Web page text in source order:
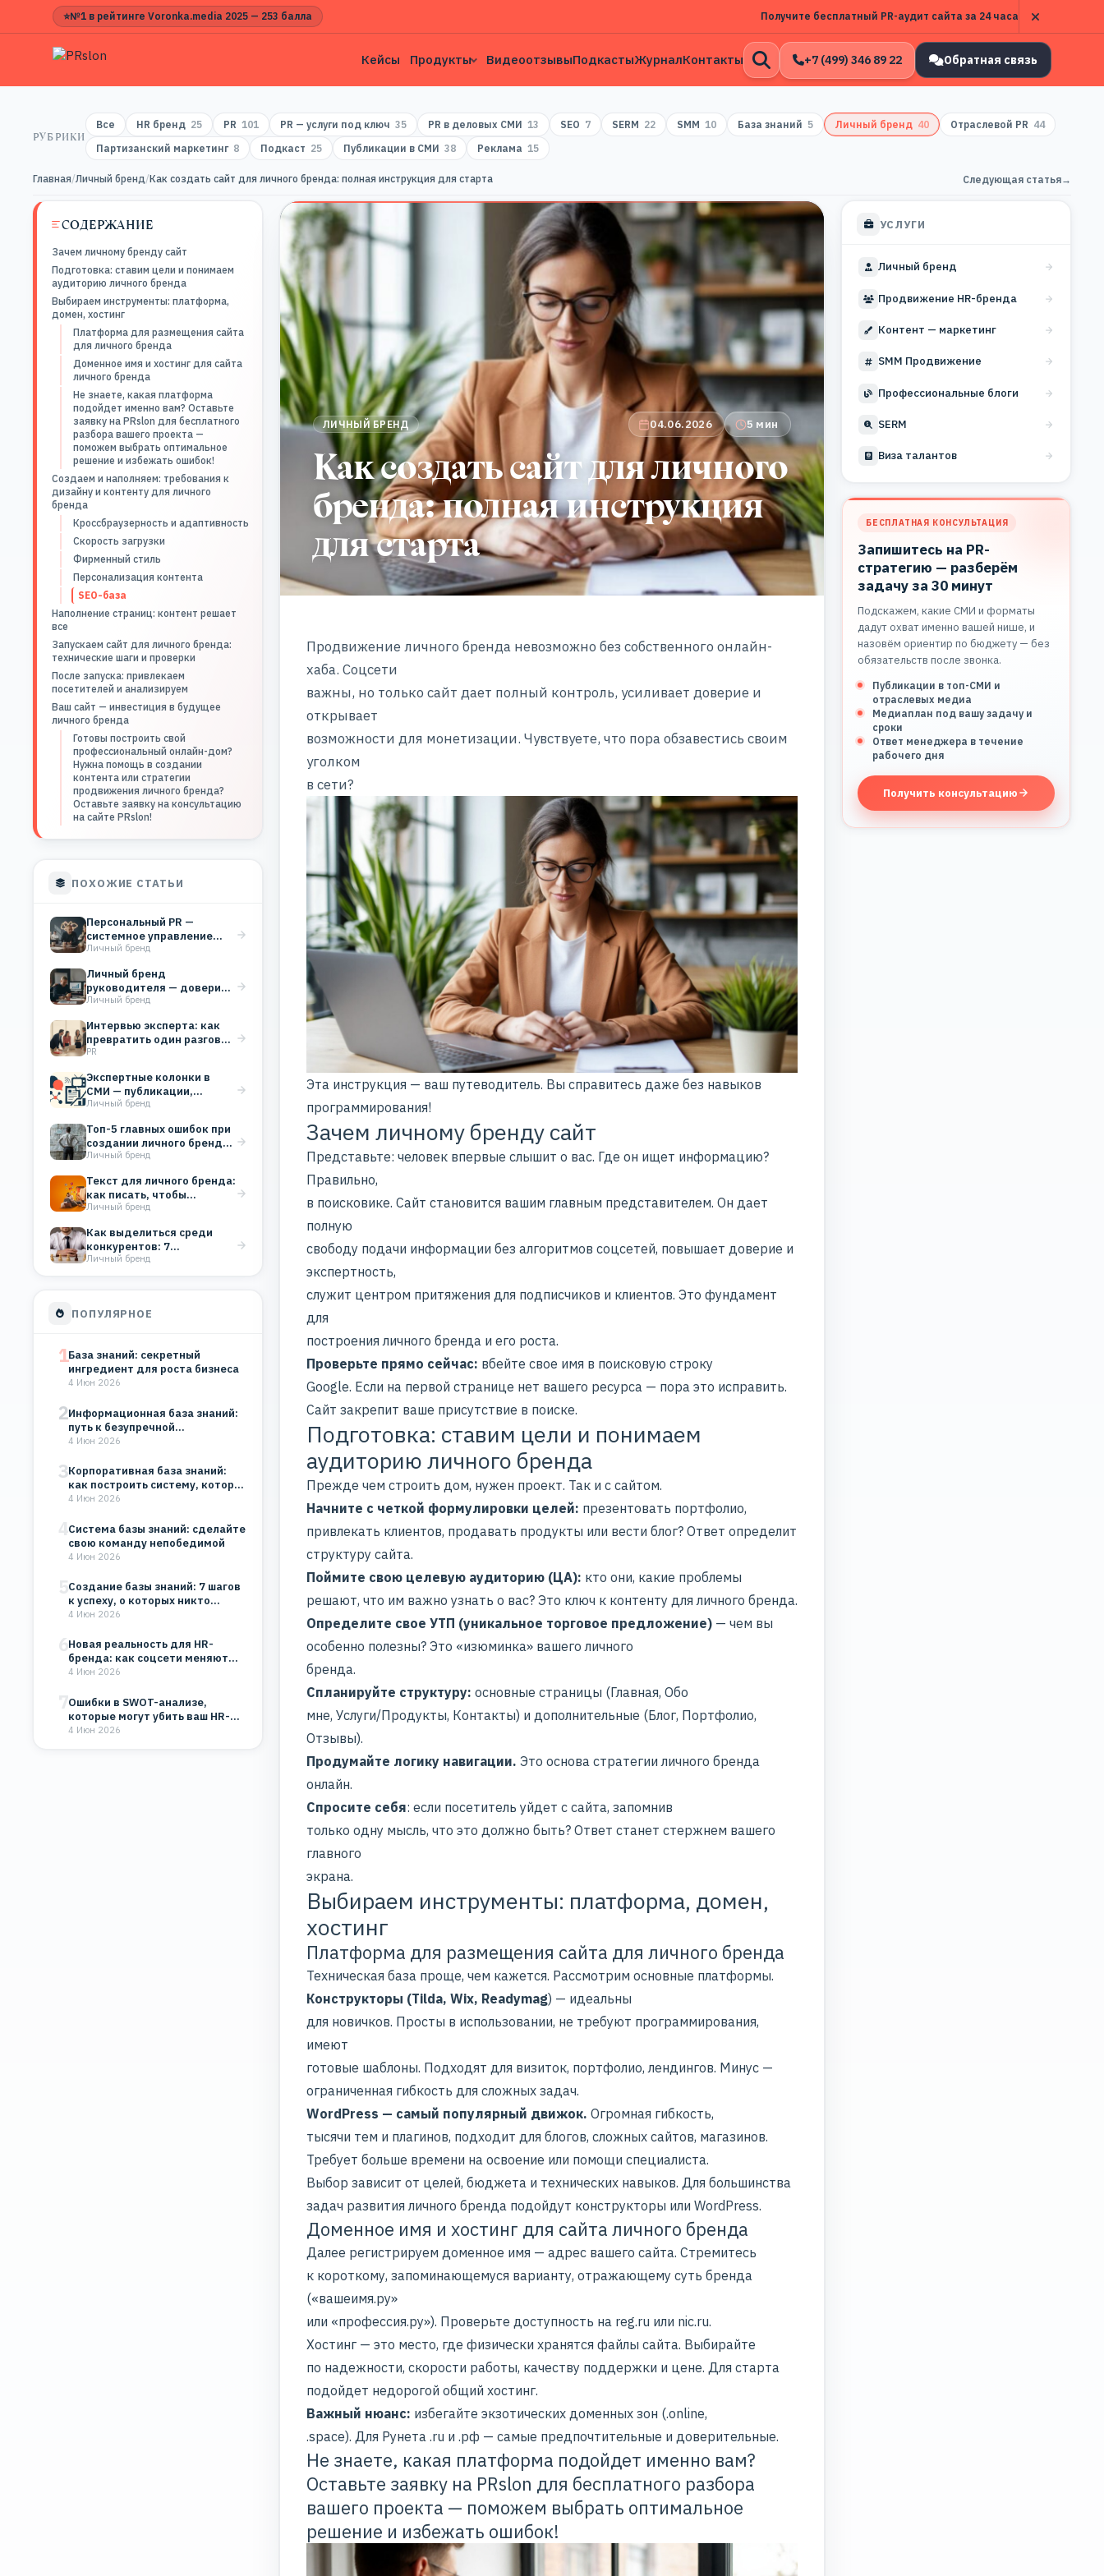
⭐№1 в рейтинге Voronka.media 2025 — 253 балла Получите бесплатный PR-аудит сайта за 24 часа
Кейсы Продукты ВидеоотзывыПодкастыЖурналКонтакты
Открыть
поиск
+7 (499) 346 89 22 Обратная связь
РУБРИКИ
Все HR бренд 25 PR 101 PR — услуги под ключ 35 PR в деловых СМИ 13 SEO 7 SERM 22 SMM 10 База знаний 5 Личный бренд 40 Отраслевой PR 44
Партизанский маркетинг 8 Подкаст 25 Публикации в СМИ 38 Реклама 15
Главная/Личный бренд/Как создать сайт для личного бренда: полная инструкция для старта Следующая статья→
СОДЕРЖАНИЕ
Зачем личному бренду сайт
Подготовка: ставим цели и понимаем
аудиторию личного бренда
Выбираем инструменты: платформа,
домен, хостинг
Платформа для размещения сайта
для личного бренда
Доменное имя и хостинг для сайта
личного бренда
Не знаете, какая платформа
подойдет именно вам? Оставьте
заявку на PRslon для бесплатного
разбора вашего проекта —
поможем выбрать оптимальное
решение и избежать ошибок!
Создаем и наполняем: требования к
дизайну и контенту для личного
бренда
Кроссбраузерность и адаптивность
Скорость загрузки
Фирменный стиль
Персонализация контента
SEO-база
Наполнение страниц: контент решает
все
Запускаем сайт для личного бренда:
технические шаги и проверки
После запуска: привлекаем
посетителей и анализируем
Ваш сайт — инвестиция в будущее
личного бренда
Готовы построить свой
профессиональный онлайн-дом?
Нужна помощь в создании
контента или стратегии
продвижения личного бренда?
Оставьте заявку на консультацию
на сайте PRslon!
ПОХОЖИЕ СТАТЬИ
Персональный PR —
системное управление
репутацией эксперта для
Личный бренд
Личный бренд
руководителя — доверие,
которое работает на
Личный бренд
Интервью эксперта: как
превратить один разговор
в системный PR
PR
Экспертные колонки в
СМИ — публикации,
которые строят
Личный бренд
Топ-5 главных ошибок при
создании личного бренда
(и как их…
Личный бренд
Текст для личного бренда:
как писать, чтобы
вовлекать аудиторию
Личный бренд
Как выделиться среди
конкурентов: 7
работающих методов
Личный бренд
ПОПУЛЯРНОЕ
1База знаний: секретный
ингредиент для роста бизнеса
4 Июн 2026
2Информационная база знаний:
путь к безупречной
организации
4 Июн 2026
3Корпоративная база знаний:
как построить систему, которая
будет работать на…
4 Июн 2026
4Система базы знаний: сделайте
свою команду непобедимой
4 Июн 2026
5Создание базы знаний: 7 шагов
к успеху, о которых никто…
4 Июн 2026
6Новая реальность для HR-
бренда: как соцсети меняют
восприятие компании
4 Июн 2026
7Ошибки в SWOT-анализе,
которые могут убить ваш HR-
бренд и бизнес
4 Июн 2026
ЛИЧНЫЙ БРЕНД 04.06.2026 5 мин
Как создать сайт для личного
бренда: полная инструкция
для старта
Продвижение личного бренда невозможно без собственного онлайн-
хаба. Соцсети
важны, но только сайт дает полный контроль, усиливает доверие и
открывает
возможности для монетизации. Чувствуете, что пора обзавестись своим
уголком
в сети?
Эта инструкция — ваш путеводитель. Вы справитесь даже без навыков
программирования!
Зачем личному бренду сайт
Представьте: человек впервые слышит о вас. Где он ищет информацию?
Правильно,
в поисковике. Сайт становится вашим главным представителем. Он дает
полную
свободу подачи информации без алгоритмов соцсетей, повышает доверие и
экспертность,
служит центром притяжения для подписчиков и клиентов. Это фундамент
для
построения личного бренда и его роста.
Проверьте прямо сейчас: вбейте свое имя в поисковую строку
Google. Если на первой странице нет вашего ресурса — пора это исправить.
Сайт закрепит ваше присутствие в поиске.
Подготовка: ставим цели и понимаем
аудиторию личного бренда
Прежде чем строить дом, нужен проект. Так и с сайтом.
Начните с четкой формулировки целей: презентовать портфолио,
привлекать клиентов, продавать продукты или вести блог? Ответ определит
структуру сайта.
Поймите свою целевую аудиторию (ЦА): кто они, какие проблемы
решают, что им важно узнать о вас? Это ключ к контенту для личного бренда.
Определите свое УТП (уникальное торговое предложение) — чем вы
особенно полезны? Это «изюминка» вашего личного
бренда.
Спланируйте структуру: основные страницы (Главная, Обо
мне, Услуги/Продукты, Контакты) и дополнительные (Блог, Портфолио,
Отзывы).
Продумайте логику навигации. Это основа стратегии личного бренда
онлайн.
Спросите себя: если посетитель уйдет с сайта, запомнив
только одну мысль, что это должно быть? Ответ станет стержнем вашего
главного
экрана.
Выбираем инструменты: платформа, домен,
хостинг
Платформа для размещения сайта для личного бренда
Техническая база проще, чем кажется. Рассмотрим основные платформы.
Конструкторы (Tilda, Wix, Readymag) — идеальны
для новичков. Просты в использовании, не требуют программирования,
имеют
готовые шаблоны. Подходят для визиток, портфолио, лендингов. Минус —
ограниченная гибкость для сложных задач.
WordPress — самый популярный движок. Огромная гибкость,
тысячи тем и плагинов, подходит для блогов, сложных сайтов, магазинов.
Требует больше времени на освоение или помощи специалиста.
Выбор зависит от целей, бюджета и технических навыков. Для большинства
задач развития личного бренда подойдут конструкторы или WordPress.
Доменное имя и хостинг для сайта личного бренда
Далее регистрируем доменное имя — адрес вашего сайта. Стремитесь
к короткому, запоминающемуся варианту, отражающему суть бренда
(«вашеимя.ру»
или «профессия.ру»). Проверьте доступность на reg.ru или nic.ru.
Хостинг — это место, где физически хранятся файлы сайта. Выбирайте
по надежности, скорости работы, качеству поддержки и цене. Для старта
подойдет недорогой общий хостинг.
Важный нюанс: избегайте экзотических доменных зон (.online,
.space). Для Рунета .ru и .рф — самые предпочтительные и доверительные.
Не знаете, какая платформа подойдет именно вам?
Оставьте заявку на PRslon для бесплатного разбора
вашего проекта — поможем выбрать оптимальное
решение и избежать ошибок!
УСЛУГИ
Личный бренд
Продвижение HR-бренда
Контент — маркетинг
SMM Продвижение
Профессиональные блоги
SERM
Виза талантов
БЕСПЛАТНАЯ КОНСУЛЬТАЦИЯ
Запишитесь на PR-
стратегию — разберём
задачу за 30 минут
Подскажем, какие СМИ и форматы
дадут охват именно вашей нише, и
назовём ориентир по бюджету — без
обязательств после звонка.
Публикации в топ-СМИ и
отраслевых медиа
Медиаплан под вашу задачу и
сроки
Ответ менеджера в течение
рабочего дня
Получить консультацию